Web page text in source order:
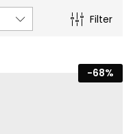
Filter
-68%